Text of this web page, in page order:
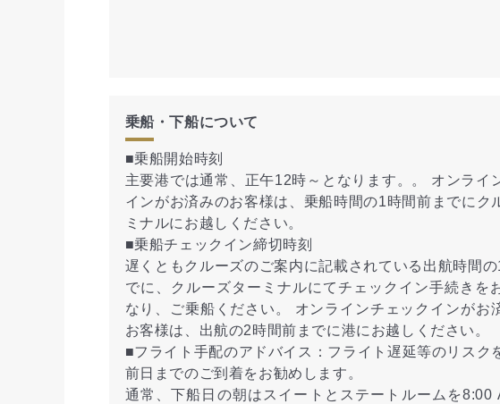
乗船・下船について
■乗船開始時刻
主要港では通常、正午12時～となります。。 オンライ
インがお済みのお客様は、乗船時間の1時間前までにク
ミナルにお越しください。
■乗船チェックイン締切時刻
遅くともクルーズのご案内に記載されている出航時間の
でに、クルーズターミナルにてチェックイン手続きを
なり、ご乗船ください。 オンラインチェックインがお
お客様は、出航の2時間前までに港にお越しください。
■フライト手配のアドバイス：フライト遅延等のリスク
前日までのご到着をお勧めします。
通常、下船日の朝はスイートとステートルームを8:00